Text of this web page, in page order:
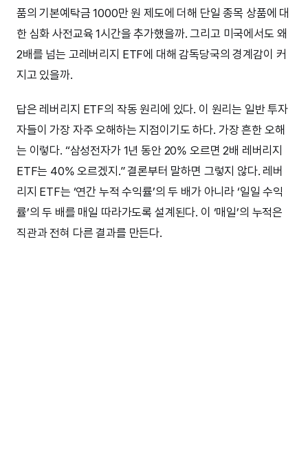
품의 기본예탁금 1000만 원 제도에 더해 단일 종목 상품에 대
한 심화 사전교육 1시간을 추가했을까. 그리고 미국에서도 왜
2배를 넘는 고레버리지 ETF에 대해 감독당국의 경계감이 커
지고 있을까.
답은 레버리지 ETF의 작동 원리에 있다. 이 원리는 일반 투자
자들이 가장 자주 오해하는 지점이기도 하다. 가장 흔한 오해
는 이렇다. “삼성전자가 1년 동안 20% 오르면 2배 레버리지
ETF는 40% 오르겠지.” 결론부터 말하면 그렇지 않다. 레버
리지 ETF는 ‘연간 누적 수익률’의 두 배가 아니라 ‘일일 수익
률’의 두 배를 매일 따라가도록 설계된다. 이 ‘매일’의 누적은
직관과 전혀 다른 결과를 만든다.